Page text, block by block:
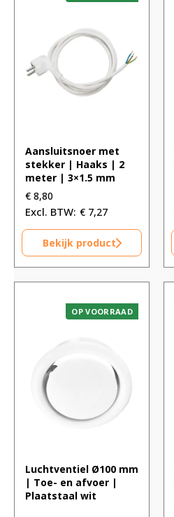
Aansluitsnoer met
stekker | Haaks | 2
meter | 3×1.5 mm
€ 8,80
€ 7,27
Bekijk product
OP VOORRAAD
Luchtventiel Ø100 mm
| Toe- en afvoer |
Plaatstaal wit